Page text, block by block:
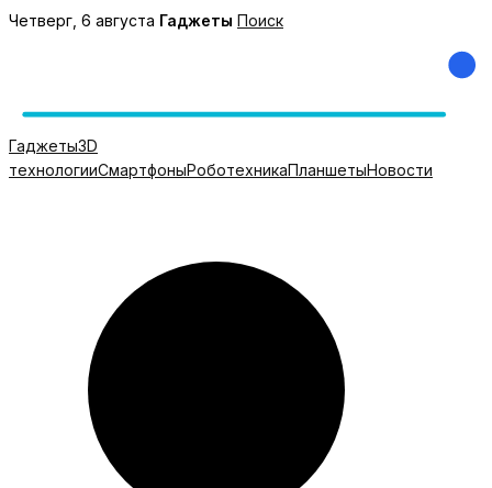
Перейти
Четверг, 6 августа Гаджеты Поиск
Гаджеты3D
технологииСмартфоныРоботехникаПланшетыНовости